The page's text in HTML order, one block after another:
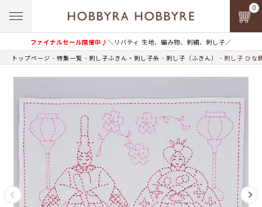
ファイナルセール開催中♪＼リバティ 生地、編み物、刺繍、刺し子／
0
トップページ 特集一覧 刺し子ふきん・刺し子糸 刺し子（ふきん） 刺し子 ひな